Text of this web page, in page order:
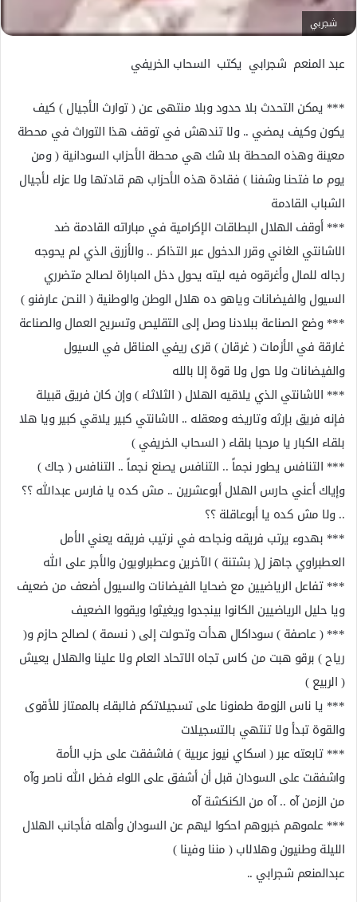
شجربي
عبد المنعم شجرابي يكتب السحاب الخريفي
*** يمكن التحدث بلا حدود وبلا منتهى عن ( توارث الأجيال ) كيف
يكون وكيف يمضي .. ولا تندهش في توقف هذا التوراث في محطة
معينة وهذه المحطة بلا شك هي محطة الأحزاب السودانية ( ومن
يوم ما فتحنا وشفنا ) فقادة هذه الأحزاب هم قادتها ولا عزاء لأجيال
الشباب القادمة
*** أوقف الهلال البطاقات الإكرامية في مباراته القادمة ضد
الاشانتي الغاني وقرر الدخول عبر التذاكر .. والأزرق الذي لم يحوجه
رجاله للمال وأغرقوه فيه ليته يحول دخل المباراة لصالح متضرري
السيول والفيضانات وياهو ده هلال الوطن والوطنية ( النحن عارفنو )
*** وضع الصناعة ببلادنا وصل إلى التقليص وتسريح العمال والصناعة
غارقة في الأزمات ( غرقان ) قرى ريفي المناقل في السيول
والفيضانات ولا حول ولا قوة إلا بالله
*** الاشانتي الذي يلاقيه الهلال ( الثلاثاء ) وإن كان فريق قبيلة
فإنه فريق بإرثه وتاريخه ومعقله .. الاشانتي كبير يلاقي كبير ويا هلا
بلقاء الكبار يا مرحبا بلقاء ( السحاب الخريفي )
*** التنافس يطور نجماً .. التنافس يصنع نجماً .. التنافس ( جاك )
وإياك أعني حارس الهلال أبوعشرين .. مش كده يا فارس عبدالله ؟؟
.. ولا مش كده يا أبوعاقلة ؟؟
*** بهدوء يرتب فريقه ونجاحه في نرتيب فريقه يعني الأمل
العطبراوي جاهز ل( بشتنة ) الآخرين وعطبراويون والأجر على الله
*** تفاعل الرياضيين مع ضحايا الفيضانات والسيول أضعف من ضعيف
ويا حليل الرياضيين الكانوا بينجدوا ويغيثوا ويقووا الضعيف
*** ( عاصفة ) سوداكال هدأت وتحولت إلى ( نسمة ) لصالح حازم و(
رياح ) برقو هبت من كاس تجاه الاتحاد العام ولا علينا والهلال يعيش
( الربيع )
*** يا ناس الزومة طمنونا على تسجيلاتكم فالبقاء بالممتاز للأقوى
والقوة تبدأ ولا تنتهي بالتسجيلات
*** تابعته عبر ( اسكاي نيوز عربية ) فاشفقت على حزب الأمة
واشفقت على السودان قبل أن أشفق على اللواء فضل الله ناصر وآه
من الزمن آه .. آه من الكنكشة آه
*** علموهم خبروهم احكوا ليهم عن السودان وأهله فأجانب الهلال
الليلة وطنيون وهلالاب ( مننا وفينا )
عبدالمنعم شجرابي ..